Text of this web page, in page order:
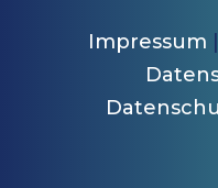
Impressum